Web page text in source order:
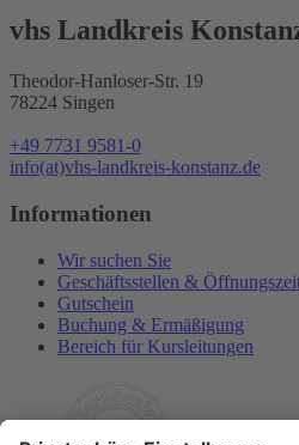
vhs Landkreis
Theodor-Hanloser-Str. 19
78224 Singen
+49 7731 9581-0
info(at)vhs-landkreis-konstanz.de
Informationen
Wir suchen Sie
Geschäftsstellen &
Gutschein
Buchung & Ermäßigung
Bereich für Kursleitungen